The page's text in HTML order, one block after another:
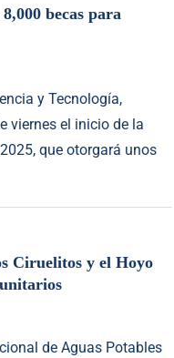
becas para
y Tecnología,
viernes el inicio de la
que otorgará unos
Ciruelitos y el Hoyo
de Aguas Potables